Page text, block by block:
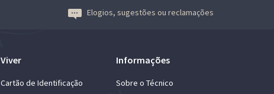
Elogios, sugestões ou reclamações
Viver
Cartão de Identificação
Informações
Sobre o Técnico